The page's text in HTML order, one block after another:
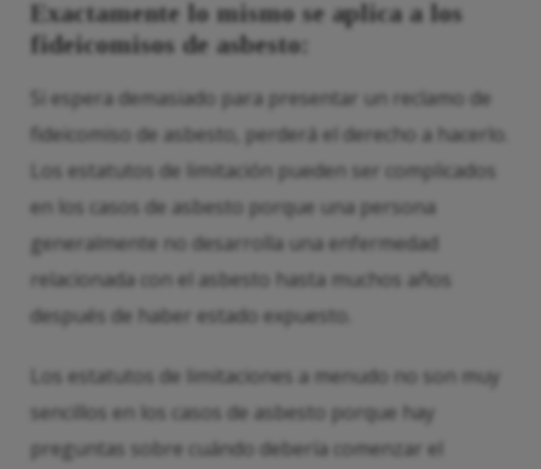
Exactamente lo mismo se aplica a los
fideicomisos de asbesto:
Si espera demasiado para presentar un reclamo de
fideicomiso de asbesto, perderá el derecho a hacerlo.
Los estatutos de limitación pueden ser complicados
en los casos de asbesto porque una persona
generalmente no desarrolla una enfermedad
relacionada con el asbesto hasta muchos años
después de haber estado expuesto.
Los estatutos de limitaciones a menudo no son muy
sencillos en los casos de asbesto porque hay
preguntas sobre cuándo debería comenzar el